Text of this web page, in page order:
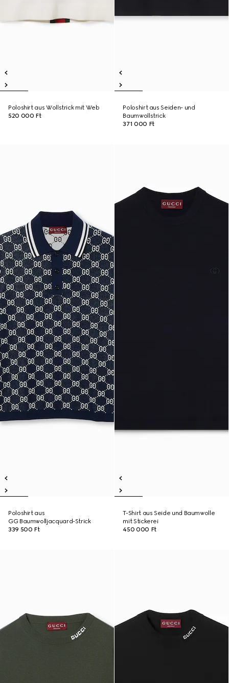
Poloshirt aus Wollstrick mit Web
520 000 Ft
Poloshirt aus Seiden- und
Baumwollstrick
371 000 Ft
Poloshirt aus
GG Baumwolljacquard-Strick
339 500 Ft
T-Shirt aus Seide und Baumwolle
mit Stickerei
450 000 Ft